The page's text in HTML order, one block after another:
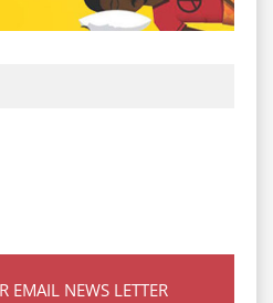
EMAIL NEWS LETTER